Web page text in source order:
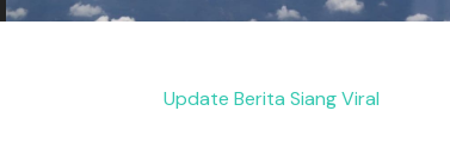
Update Berita Siang Viral